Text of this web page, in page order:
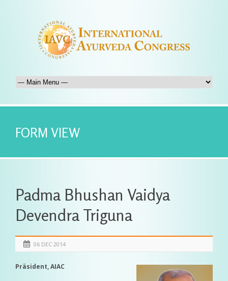
FORM VIEW
Padma Bhushan Vaidya
Devendra Triguna
06 DEC 2014
Präsident, AIAC